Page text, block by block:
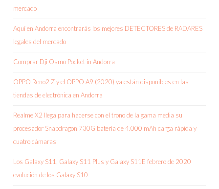
mercado
Aquí en Andorra encontrarás los mejores DETECTORES de RADARES
legales del mercado
Comprar Dji Osmo Pocket in Andorra
OPPO Reno2 Z y el OPPO A9 (2020) ya están disponibles en las
tiendas de electrónica en Andorra
Realme X2 llega para hacerse con el trono de la gama media su
procesador Snapdragon 730G batería de 4.000 mAh carga rápida y
cuatro cámaras
Los Galaxy S11, Galaxy S11 Plus y Galaxy S11E febrero de 2020
evolución de los Galaxy S10